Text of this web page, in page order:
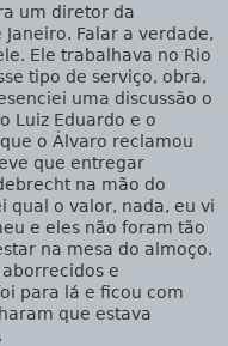
um diretor da
Falar a verdade,
Ele trabalhava no Rio
tipo de serviço, obra,
uma discussão o
Luiz Eduardo e o
o Álvaro reclamou
que entregar
na mão do
qual o valor, nada, eu vi
e eles não foram tão
na mesa do almoço.
e
para lá e ficou com
que estava